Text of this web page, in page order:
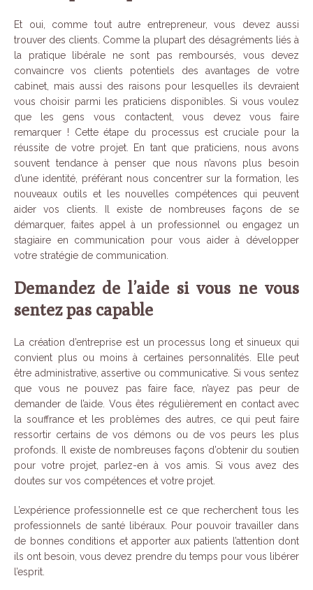
Et oui, comme tout autre entrepreneur, vous devez aussi
trouver des clients. Comme la plupart des désagréments liés à
la pratique libérale ne sont pas remboursés, vous devez
convaincre vos clients potentiels des avantages de votre
cabinet, mais aussi des raisons pour lesquelles ils devraient
vous choisir parmi les praticiens disponibles. Si vous voulez
que les gens vous contactent, vous devez vous faire
remarquer ! Cette étape du processus est cruciale pour la
réussite de votre projet. En tant que praticiens, nous avons
souvent tendance à penser que nous n’avons plus besoin
d’une identité, préférant nous concentrer sur la formation, les
nouveaux outils et les nouvelles compétences qui peuvent
aider vos clients. Il existe de nombreuses façons de se
démarquer, faites appel à un professionnel ou engagez un
stagiaire en communication pour vous aider à développer
votre stratégie de communication.
Demandez de l’aide si vous ne vous
sentez pas capable
La création d’entreprise est un processus long et sinueux qui
convient plus ou moins à certaines personnalités. Elle peut
être administrative, assertive ou communicative. Si vous sentez
que vous ne pouvez pas faire face, n’ayez pas peur de
demander de l’aide. Vous êtes régulièrement en contact avec
la souffrance et les problèmes des autres, ce qui peut faire
ressortir certains de vos démons ou de vos peurs les plus
profonds. Il existe de nombreuses façons d’obtenir du soutien
pour votre projet, parlez-en à vos amis. Si vous avez des
doutes sur vos compétences et votre projet.
L’expérience professionnelle est ce que recherchent tous les
professionnels de santé libéraux. Pour pouvoir travailler dans
de bonnes conditions et apporter aux patients l’attention dont
ils ont besoin, vous devez prendre du temps pour vous libérer
l’esprit.